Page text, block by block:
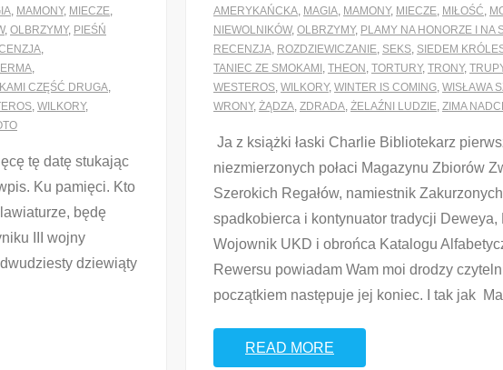
MAMONY, MIECZE
, OLBRZYMY, PIEŚŃ
CZĘŚĆ DRUGA
WILKORY,
tę datę stukając
Ku pamięci. Kto
będę
III wojny
dziewiąty
AMERYKAŃCKA MAGIA MAMONY, MIECZE MIŁOŚĆ
NIEWOLNIKÓW, OLBRZYMY, PLAMY NA HONORZE I NA
RECENZJA ROZDZIEWICZANIE SEKS SIEDEM
TANIEC ZE SMOKAMI THEON TORTURY, TRONY,
WESTEROS WILKORY, WINTER IS COMING WISŁAWA
WRONY, ŻĄDZA ZDRADA ŻELAŹNI LUDZIE ZIMA
Ja z książki łaski Charlie Bibliotekarz
niezmierzonych połaci Magazynu Zbiorów
Szerokich Regałów, namiestnik
spadkobierca i kontynuator tradycji Deweya,
Wojownik UKD i obrońca Katalogu
Rewersu powiadam Wam moi drodzy
początkiem następuje jej koniec. I tak jak
READ MORE